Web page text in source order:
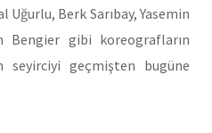
Berk Sarıbay, Yasemin
Bengier gibi koreografların
seyirciyi geçmişten bugüne